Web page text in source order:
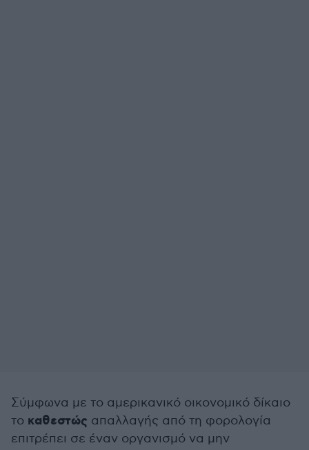
Σύμφωνα με το αμερικανικό οικονομικό δίκαιο
το καθεστώς απαλλαγής από τη φορολογία
επιτρέπει σε έναν οργανισμό να μην